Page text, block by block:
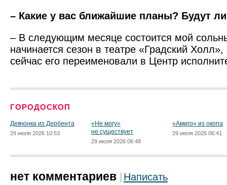
– Какие у вас ближайшие планы? Будут
– В следующим месяце состоится мой
начинается сезон в театре «Градский
сейчас его переименовали в Центр
ГОРОДОСКОП
Девчонка из Дербента
29 июля 2026 10:53
«Не могу»
не существует
29 июля 2026 06:48
«Амиго» из окопа
29 июля 2026 06:41
нет комментариев Написать